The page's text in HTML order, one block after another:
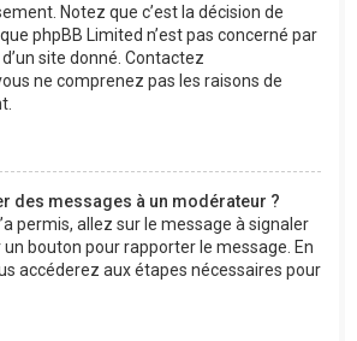
Notez que c’est la décision de
phpBB Limited n’est pas concerné par
site donné. Contactez
ne comprenez pas les raisons de
des messages à un modérateur ?
permis, allez sur le message à signaler
bouton pour rapporter le message. En
accéderez aux étapes nécessaires pour